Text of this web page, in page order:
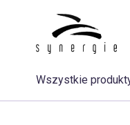
Wszystkie